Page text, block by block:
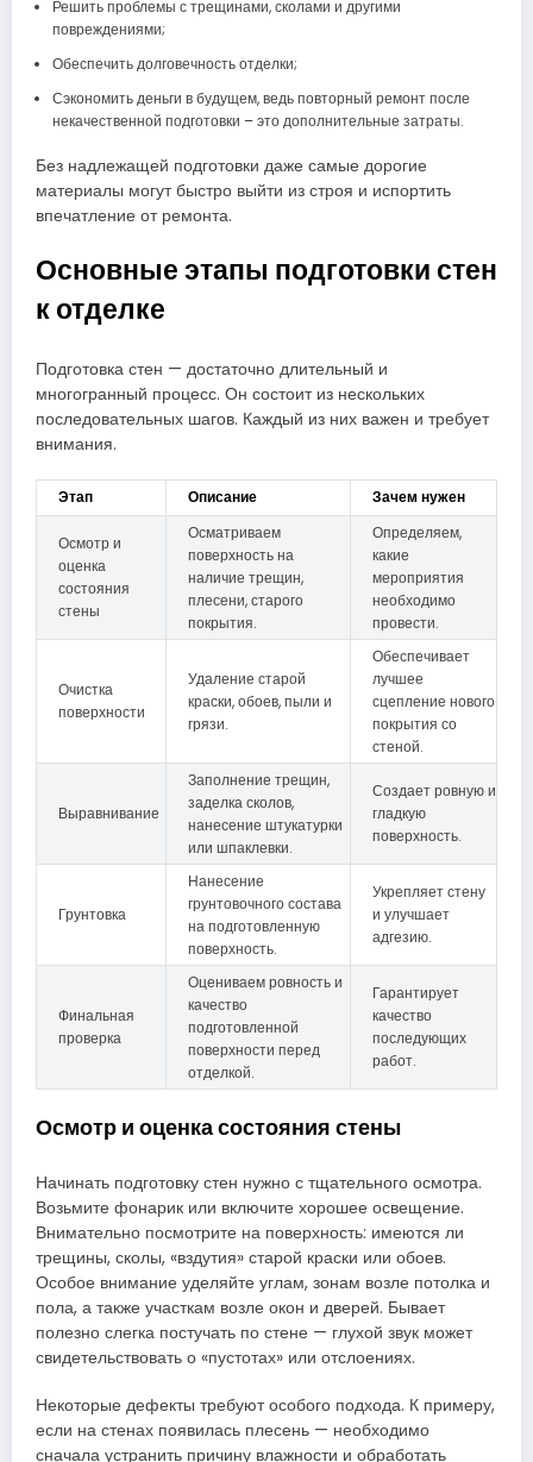
Решить проблемы с трещинами, сколами и другими
повреждениями;
Обеспечить долговечность отделки;
Сэкономить деньги в будущем, ведь повторный ремонт после
некачественной подготовки – это дополнительные затраты.
Без надлежащей подготовки даже самые дорогие
материалы могут быстро выйти из строя и испортить
впечатление от ремонта.
Основные этапы подготовки стен
к отделке
Подготовка стен — достаточно длительный и
многогранный процесс. Он состоит из нескольких
последовательных шагов. Каждый из них важен и требует
внимания.
Этап Описание Зачем нужен
Осмотр и
оценка
состояния
стены
Осматриваем
поверхность на
наличие трещин,
плесени, старого
покрытия.
Определяем,
какие
мероприятия
необходимо
провести.
Очистка
поверхности
Удаление старой
краски, обоев, пыли и
грязи.
Обеспечивает
лучшее
сцепление нового
покрытия со
стеной.
Выравнивание
Заполнение трещин,
заделка сколов,
нанесение штукатурки
или шпаклевки.
Создает ровную и
гладкую
поверхность.
Грунтовка
Нанесение
грунтовочного состава
на подготовленную
поверхность.
Укрепляет стену
и улучшает
адгезию.
Финальная
проверка
Оцениваем ровность и
качество
подготовленной
поверхности перед
отделкой.
Гарантирует
качество
последующих
работ.
Осмотр и оценка состояния стены
Начинать подготовку стен нужно с тщательного осмотра.
Возьмите фонарик или включите хорошее освещение.
Внимательно посмотрите на поверхность: имеются ли
трещины, сколы, «вздутия» старой краски или обоев.
Особое внимание уделяйте углам, зонам возле потолка и
пола, а также участкам возле окон и дверей. Бывает
полезно слегка постучать по стене — глухой звук может
свидетельствовать о «пустотах» или отслоениях.
Некоторые дефекты требуют особого подхода. К примеру,
если на стенах появилась плесень — необходимо
сначала устранить причину влажности и обработать